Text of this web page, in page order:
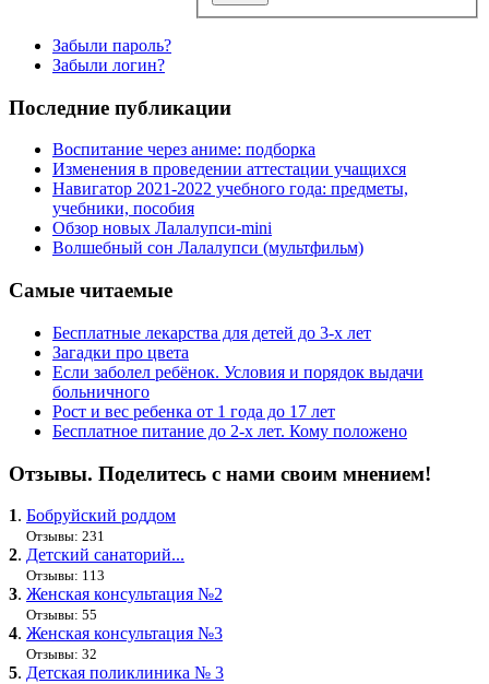
Забыли пароль?
Забыли логин?
Последние публикации
Воспитание через аниме: подборка
Изменения в проведении аттестации учащихся
Навигатор 2021-2022 учебного года: предметы,
учебники, пособия
Обзор новых Лалалупси-mini
Волшебный сон Лалалупси (мультфильм)
Самые читаемые
Бесплатные лекарства для детей до 3-х лет
Загадки про цвета
Если заболел ребёнок. Условия и порядок выдачи
больничного
Рост и вес ребенка от 1 года до 17 лет
Бесплатное питание до 2-х лет. Кому положено
Отзывы. Поделитесь с нами своим мнением!
1. Бобруйский роддом
Отзывы: 231
2. Детский санаторий...
Отзывы: 113
3. Женская консультация №2
Отзывы: 55
4. Женская консультация №3
Отзывы: 32
5. Детская поликлиника № 3